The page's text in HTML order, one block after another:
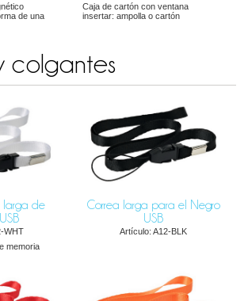
de una
Caja de cartón con ventana
insertar: ampolla o cartón
colgantes
larga de
WHT
memoria
Correa larga para el Negro
USB
Artículo: A12-BLK